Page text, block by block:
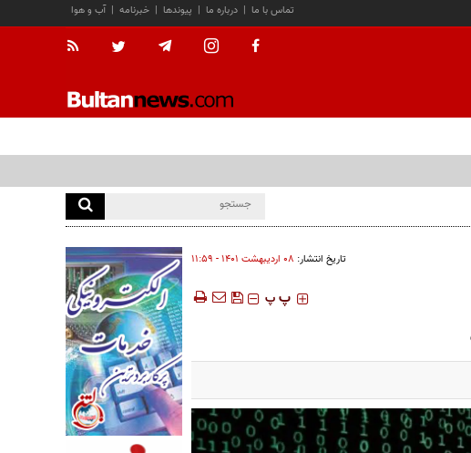
آب و هوا | خبرنامه | پیوندها | درباره ما | تماس با ما
تاریخ انتشار: ۰۸ ارديبهشت ۱۴۰۱ - ۱۱:۵۹
‍‍‍ پ پ